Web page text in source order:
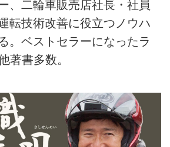
、二輪車販売店社長・社員
転技術改善に役立つノウハ
。ベストセラーになったラ
著書多数。